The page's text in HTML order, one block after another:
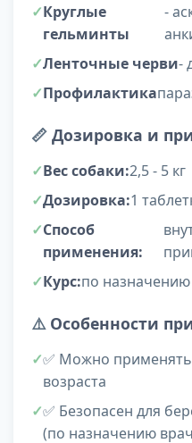
Круглые
гельминты
-
Ленточные черви-
Профилактика
📏 Дозировка и
Вес собаки:2,5 - 5 кг
Дозировка:1
Способ
применения:
Курс:по
⚠️ Особенности
✅ Можно
возраста
✅ Безопасен для
(по назначению